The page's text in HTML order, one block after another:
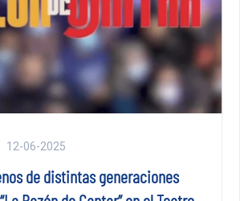
12-06-2025
de distintas generaciones